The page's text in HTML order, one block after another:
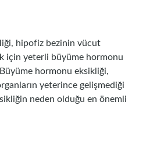
hipofiz bezinin vücut
için yeterli büyüme hormonu
hormonu eksikliği,
yeterince gelişmediği
neden olduğu en önemli